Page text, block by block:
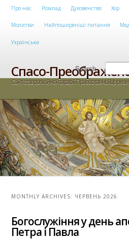
Main menuSkip to primary content
Skip to secondary content
Про нас Розклад Духовенство Хор
Молитви Найпоширеніші питання
Українська
Search
Спасо-
Сайт ставропігійної парафії Православної
MONTHLY ARCHIVES: ЧЕРВЕНЬ 2026
Богослужіння у день
Петра і Павла